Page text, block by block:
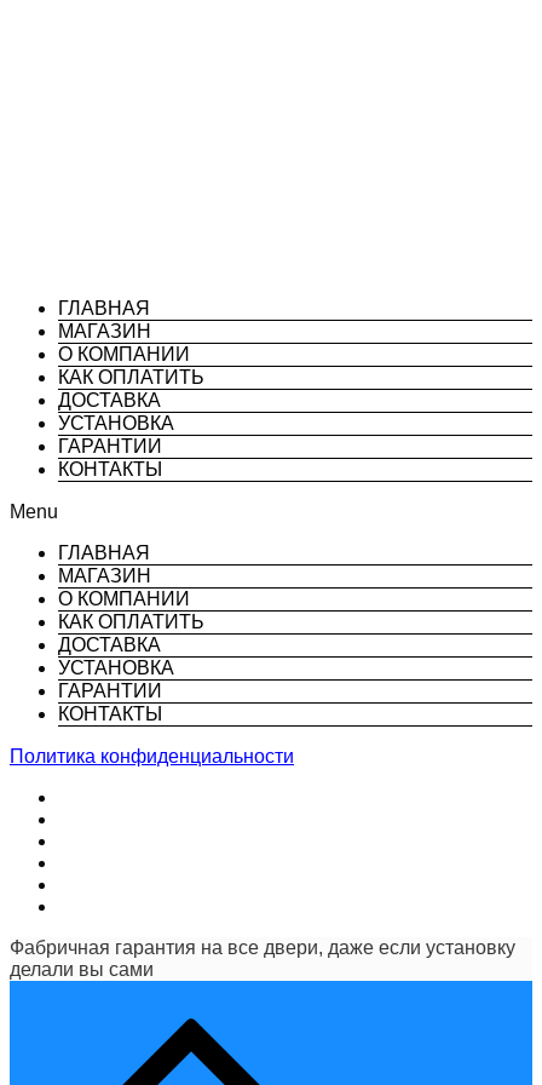
ГЛАВНАЯ
МАГАЗИН
О КОМПАНИИ
КАК ОПЛАТИТЬ
ДОСТАВКА
УСТАНОВКА
ГАРАНТИИ
КОНТАКТЫ
Menu
ГЛАВНАЯ
МАГАЗИН
О КОМПАНИИ
КАК ОПЛАТИТЬ
ДОСТАВКА
УСТАНОВКА
ГАРАНТИИ
КОНТАКТЫ
Политика конфиденциальности
Фабричная гарантия на все двери, даже если установку
делали вы сами